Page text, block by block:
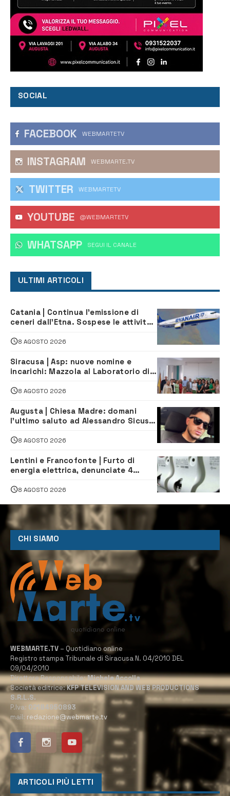
SOCIAL
FACEBOOK WEBMARTETV
INSTAGRAM WEBMARTE.TV
TWITTER WEBMARTETV
YOUTUBE @WEBMARTETV
WHATSAPP ‎SEGUI IL CANALE
ULTIMI ARTICOLI
Catania | Continua l’emissione di
ceneri dall’Etna. Sospese le attività
8 AGOSTO 2026
Siracusa | Asp: nuove nomine e
incarichi: Mazzola al Laboratorio di
Servizio Legale
8 AGOSTO 2026
Augusta | Chiesa Madre: domani
l’ultimo saluto ad Alessandro Sicuso,
8 AGOSTO 2026
Lentini e Francofonte | Furto di
energia elettrica, denunciate 4
8 AGOSTO 2026
CHI SIAMO
WEBMARTE.TV – Quotidiano online
Registro stampa Tribunale di Siracusa N. 04/2010 DEL
09/04/2010
Direttore Responsabile:Michele Accolla
Società editrice:KFP TELEVISION AND WEB PRODUCTIONS
S.R.L.S.
P.Iva: 02184950893
mail: redazione@webmarte.tv
ARTICOLI PIÙ LETTI